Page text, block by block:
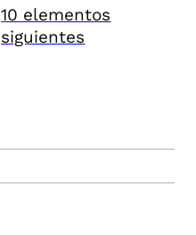
10 elementos
siguientes